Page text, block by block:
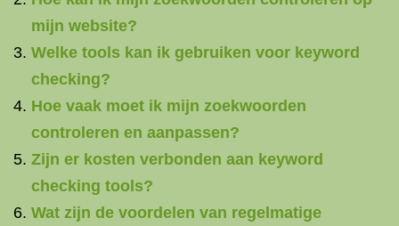
mijn website?
Welke tools kan ik gebruiken voor keyword
checking?
Hoe vaak moet ik mijn zoekwoorden
controleren en aanpassen?
Zijn er kosten verbonden aan keyword
checking tools?
Wat zijn de voordelen van regelmatige